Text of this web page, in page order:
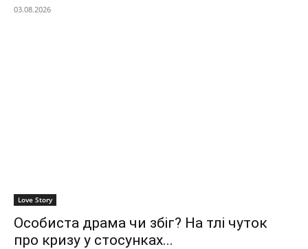
03.08.2026
Love Story
Особиста драма чи збіг? На тлі чуток
про кризу у стосунках...